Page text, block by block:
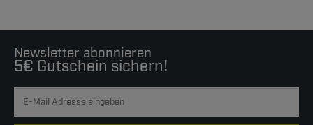
Newsletter abonnieren
5€ Gutschein sichern!